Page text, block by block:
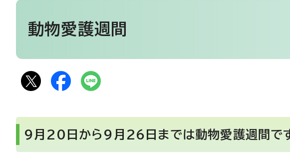
動物愛護週間
9月20日から9月26日までは動物愛護週間で